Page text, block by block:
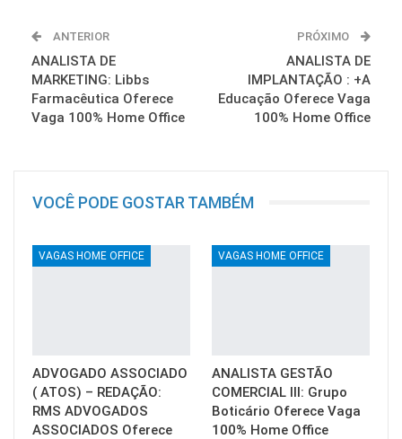
ANTERIOR
ANALISTA DE
MARKETING: Libbs
Farmacêutica Oferece
Vaga 100% Home Office
PRÓXIMO
ANALISTA DE
IMPLANTAÇÃO : +A
Educação Oferece Vaga
100% Home Office
VOCÊ PODE GOSTAR TAMBÉM
VAGAS HOME OFFICE
ADVOGADO ASSOCIADO
( ATOS) – REDAÇÃO:
RMS ADVOGADOS
ASSOCIADOS Oferece
VAGAS HOME OFFICE
ANALISTA GESTÃO
COMERCIAL III: Grupo
Boticário Oferece Vaga
100% Home Office